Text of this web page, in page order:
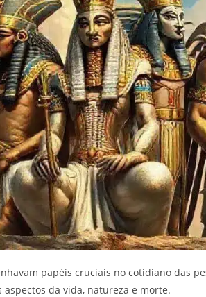
papéis cruciais no cotidiano das
da vida, natureza e morte.